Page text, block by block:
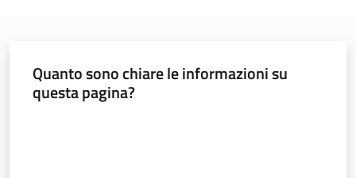
Quanto sono chiare le informazioni su
questa pagina?